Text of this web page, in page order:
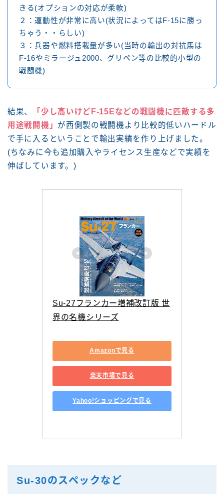
きる(オプションの対応が柔軟)
２：運動性が非常に高い(状況によってはF-15に勝っ
ちゃう・・らしい)
３：兵器や燃料搭載量が多い(当時の輸出の対抗馬は
F-16やミラージュ2000、グリペン等の比較的小型の
戦闘機)
結果、
「少し高いけどF-15Eなどの戦闘機に匹敵する多
用途戦闘機」 が西側製の戦闘機より比較的低いハードル
で手に入るということで輸出実績を作り上げました。
(ちなみに今も追加購入やライセンス生産などで実績を
伸ばしています。)
Su-27フランカー増補改訂版 世
界の名機シリーズ
Amazonで見る
楽天市場で見る
Yahoo!ショッピングで見る
Su-30のスペックなど